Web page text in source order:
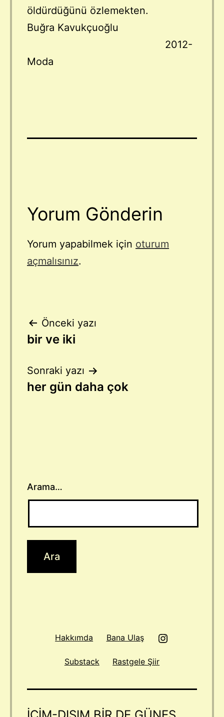
öldürdüğünü özlemekten.
Buğra Kavukçuoğlu
2012-
Moda
Yorum Gönderin
Yorum yapabilmek için oturum
açmalısınız.
Yazı
gezinmesi
Önceki yazı
bir ve iki
Sonraki yazı
her gün daha çok
Arama…
Hakkımda Bana Ulaş
Substack Rastgele Şiir